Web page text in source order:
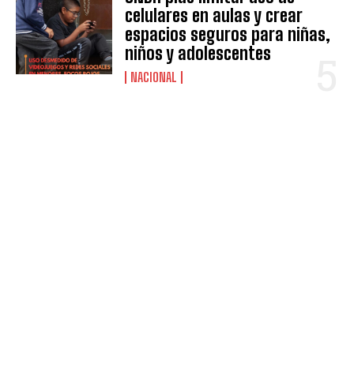
celulares en aulas y crear
espacios seguros para niñas,
niños y adolescentes
NACIONAL